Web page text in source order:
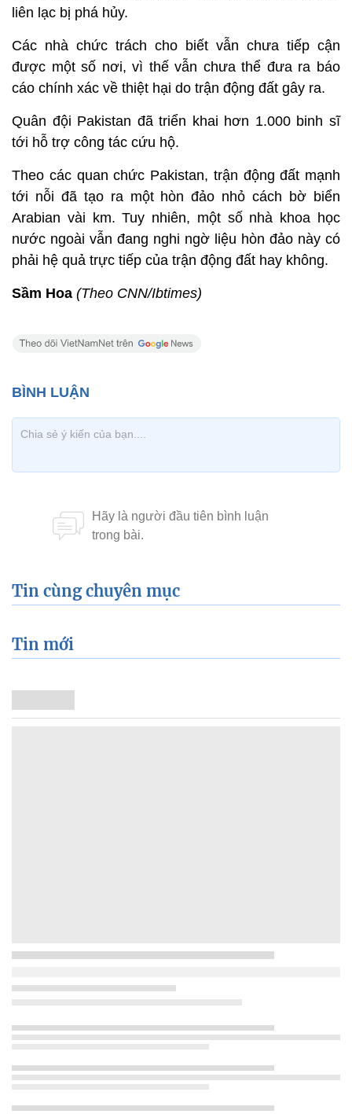
liên lạc bị phá hủy.
Các nhà chức trách cho biết vẫn chưa tiếp cận
được một số nơi, vì thế vẫn chưa thể đưa ra báo
cáo chính xác về thiệt hại do trận động đất gây ra.
Quân đội Pakistan đã triển khai hơn 1.000 binh sĩ
tới hỗ trợ công tác cứu hộ.
Theo các quan chức Pakistan, trận động đất mạnh
tới nỗi đã tạo ra một hòn đảo nhỏ cách bờ biển
Arabian vài km. Tuy nhiên, một số nhà khoa học
nước ngoài vẫn đang nghi ngờ liệu hòn đảo này có
phải hệ quả trực tiếp của trận động đất hay không.
Sầm Hoa (Theo CNN/Ibtimes)
Tin cùng chuyên mục
Tin mới